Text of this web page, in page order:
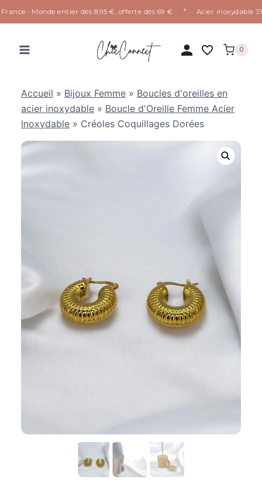
· Monde entier dès 8,95 €, offerte dès 69 € Acier inoxydable
0
Accueil » Bijoux Femme » Boucles d'oreilles en
acier inoxydable » Boucle d'Oreille Femme Acier
Inoxydable » Créoles Coquillages Dorées